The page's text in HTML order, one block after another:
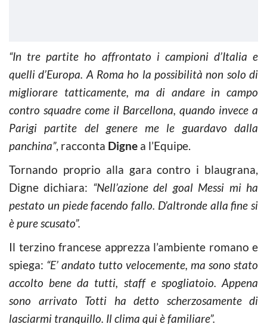
“In tre partite ho affrontato i campioni d’Italia e
quelli d’Europa. A Roma ho la possibilità non solo di
migliorare tatticamente, ma di andare in campo
contro squadre come il Barcellona, quando invece a
Parigi partite del genere me le guardavo dalla
panchina”, racconta Digne a l’Equipe.
Tornando proprio alla gara contro i blaugrana,
Digne dichiara: “Nell’azione del goal Messi mi ha
pestato un piede facendo fallo. D’altronde alla fine si
è pure scusato”.
Il terzino francese apprezza l’ambiente romano e
spiega: “E’ andato tutto velocemente, ma sono stato
accolto bene da tutti, staff e spogliatoio. Appena
sono arrivato Totti ha detto scherzosamente di
lasciarmi tranquillo. Il clima qui è familiare”.